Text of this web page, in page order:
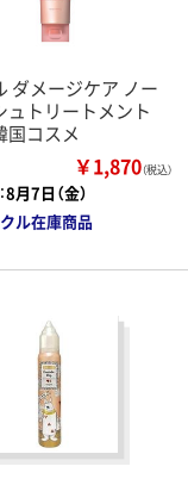
ダメージケア ノー
ュトリートメント
国コスメ
￥1,870（税込）
8月7日（金）
ル在庫商品